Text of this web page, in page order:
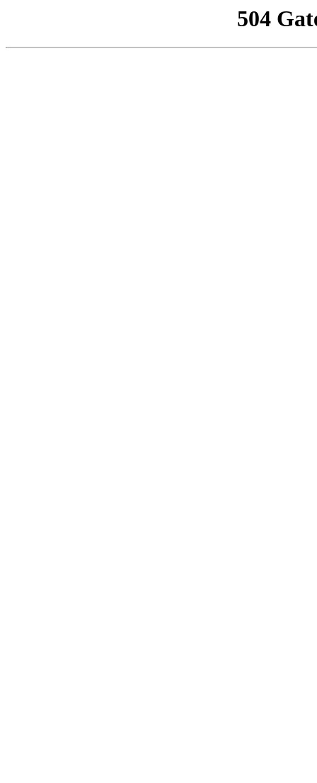
504